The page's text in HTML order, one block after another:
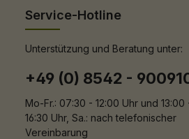
Service-Hotline
Unterstützung und Beratung unter:
+49 (0) 8542 -
Mo-Fr.: 07:30 - 12:00 Uhr und 13:00
16:30 Uhr, Sa.: nach telefonischer
Vereinbarung